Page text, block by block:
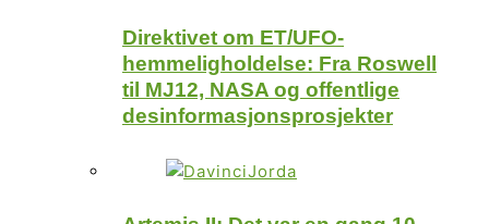
Direktivet om ET/UFO-
hemmeligholdelse: Fra Roswell
til MJ12, NASA og offentlige
desinformasjonsprosjekter